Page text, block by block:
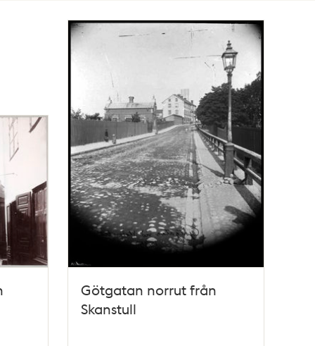
Götgatan norrut från
Skanstull